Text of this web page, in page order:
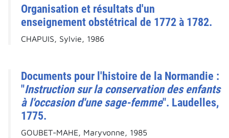
Organisation et résultats d'un
enseignement obstétrical de 1772 à 1782.
CHAPUIS, Sylvie, 1986
Documents pour l'histoire de la Normandie :
"Instruction sur la conservation des enfants
à l'occasion d'une sage-femme". Laudelles,
1775.
GOUBET-MAHE, Maryvonne, 1985